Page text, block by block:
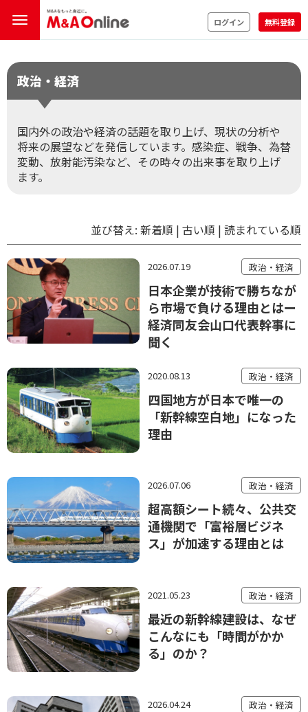
ログイン 無料登録
政治・経済
国内外の政治や経済の話題を取り上げ、現状の分析や
将来の展望などを発信しています。感染症、戦争、為替
変動、放射能汚染など、その時々の出来事を取り上げ
ます。
並び替え: 新着順 | 古い順 | 読まれている順
2026.07.19 政治・経済
日本企業が技術で勝ちなが
ら市場で負ける理由とはー
経済同友会山口代表幹事に
聞く
2020.08.13 政治・経済
四国地方が日本で唯一の
「新幹線空白地」になった
理由
2026.07.06 政治・経済
超高額シート続々、公共交
通機関で「富裕層ビジネ
ス」が加速する理由とは
2021.05.23 政治・経済
最近の新幹線建設は、なぜ
こんなにも「時間がかか
る」のか？
2026.04.24 政治・経済